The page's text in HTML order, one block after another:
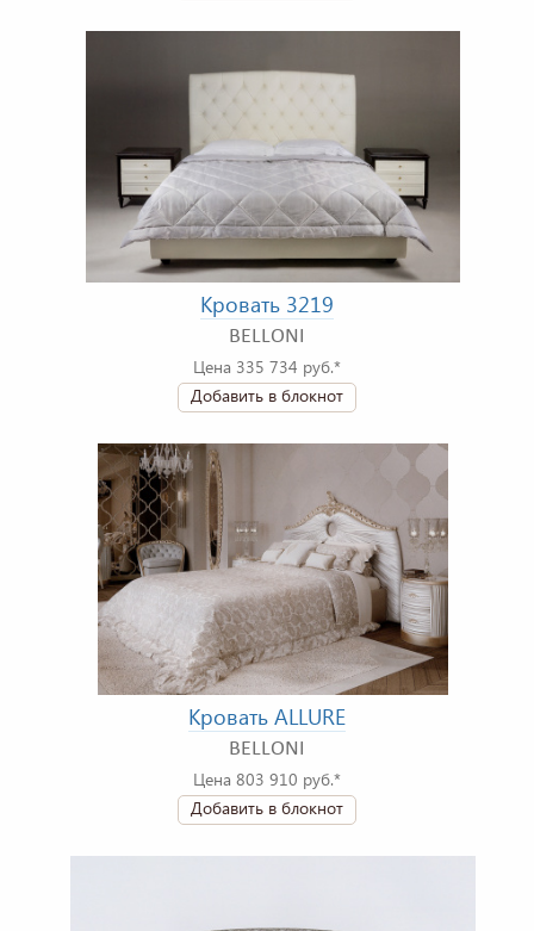
Кровать 3219
BELLONI
Цена 335 734 руб.*
Добавить в блокнот
Кровать ALLURE
BELLONI
Цена 803 910 руб.*
Добавить в блокнот